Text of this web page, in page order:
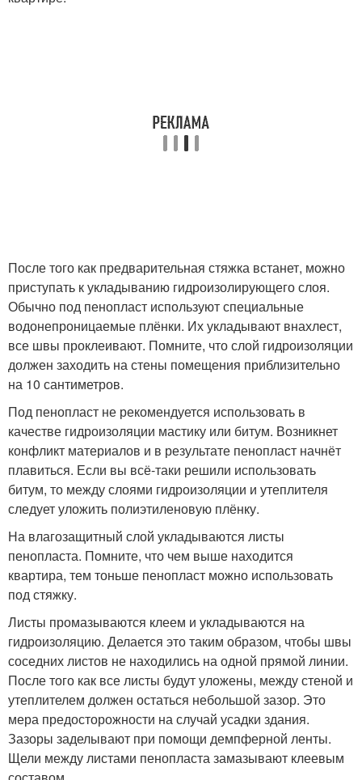
После того как предварительная стяжка встанет, можно
приступать к укладыванию гидроизолирующего слоя.
Обычно под пенопласт используют специальные
водонепроницаемые плёнки. Их укладывают внахлест,
все швы проклеивают. Помните, что слой гидроизоляции
должен заходить на стены помещения приблизительно
на 10 сантиметров.
Под пенопласт не рекомендуется использовать в
качестве гидроизоляции мастику или битум. Возникнет
конфликт материалов и в результате пенопласт начнёт
плавиться. Если вы всё-таки решили использовать
битум, то между слоями гидроизоляции и утеплителя
следует уложить полиэтиленовую плёнку.
На влагозащитный слой укладываются листы
пенопласта. Помните, что чем выше находится
квартира, тем тоньше пенопласт можно использовать
под стяжку.
Листы промазываются клеем и укладываются на
гидроизоляцию. Делается это таким образом, чтобы швы
соседних листов не находились на одной прямой линии.
После того как все листы будут уложены, между стеной и
утеплителем должен остаться небольшой зазор. Это
мера предосторожности на случай усадки здания.
Зазоры заделывают при помощи демпферной ленты.
Щели между листами пенопласта замазывают клеевым